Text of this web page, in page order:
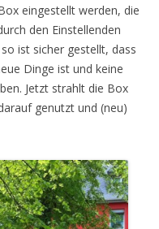
eingestellt werden, die
den Einstellenden
ist sicher gestellt, dass
Dinge ist und keine
Jetzt strahlt die Box
genutzt und (neu)